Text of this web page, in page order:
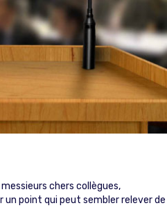
chers collègues,
point qui peut sembler relever